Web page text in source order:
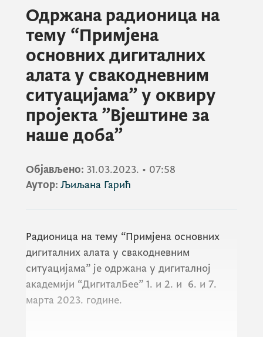
Одржана радионица на
тему “Примјена
основних дигиталних
алата у свакодневним
ситуацијама” у оквиру
пројекта ”Вјештине за
наше доба”
Објављено: 31.03.2023. • 07:58
Аутор: Љиљана Гарић
Радионица на тему “Примјена основних
дигиталних алата у свакодневним
ситуацијама” је одржана у дигиталној
академији “ДигиталБее” 1. и 2. и 6. и 7.
марта 2023. године.